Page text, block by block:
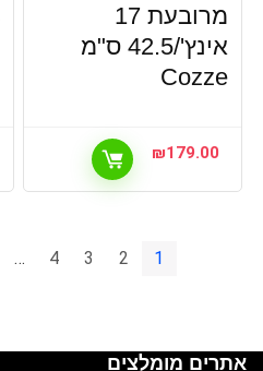
מרובעת 17
אינץ'/42.5 ס"מ
Cozze
₪179.00
1
2
3
4
…
אתרים מומלצים